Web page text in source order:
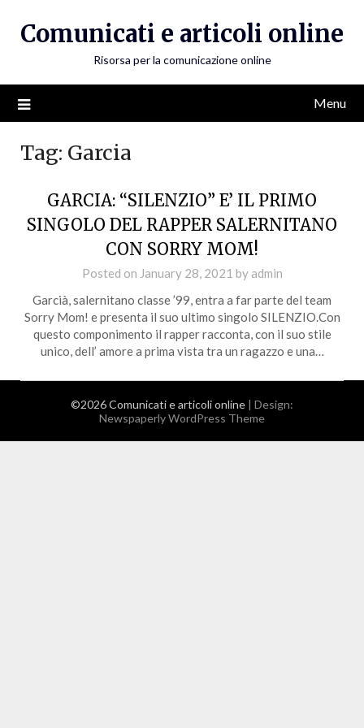
Comunicati e articoli online
Risorsa per la comunicazione online
Menu
Tag: Garcia
GARCIA: “SILENZIO” E’ IL PRIMO
SINGOLO DEL RAPPER SALERNITANO
CON SORRY MOM!
Posted on January 28, 2021 by admin
Garcià, salernitano classe ’99, entra a far parte del team
Sorry Mom! e presenta il suo ultimo singolo SILENZIO.Con
questo componimento il rapper racconta, con il suo stile
unico, dell’ amore a prima vista tra un ragazzo e una…
©2026 Comunicati e articoli online | Design:
Newspaperly WordPress Theme